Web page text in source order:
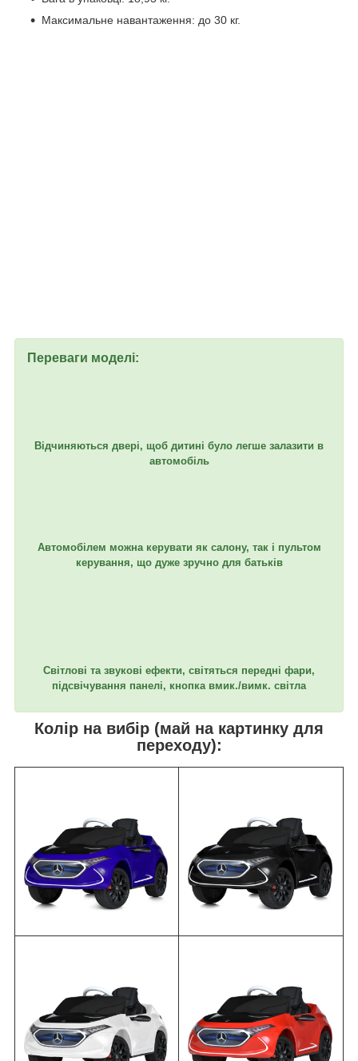
Максимальне навантаження: до 30 кг.
Переваги моделі:
Відчиняються двері, щоб дитині було легше залазити в
автомобіль
Автомобілем можна керувати як салону, так і пультом
керування, що дуже зручно для батьків
Світлові та звукові ефекти, світяться передні фари,
підсвічування панелі, кнопка вмик./вимк. світла
Колір на вибір (май на картинку для
переходу):